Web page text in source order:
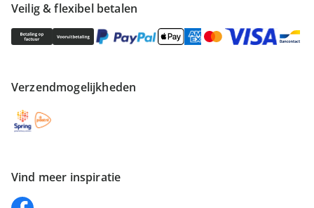
Veilig & flexibel betalen
Verzendmogelijkheden
Vind meer inspiratie